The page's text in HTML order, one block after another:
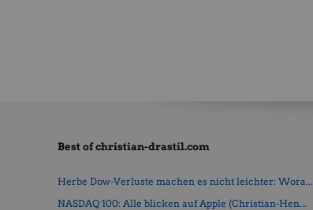
Best of christian-drastil.com
Herbe Dow-Verluste machen es nicht leichter: Wora...
NASDAQ 100: Alle blicken auf Apple (Christian-Hen...